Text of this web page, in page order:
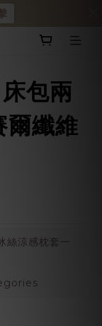
包兩
爾纖維
涼感枕套一